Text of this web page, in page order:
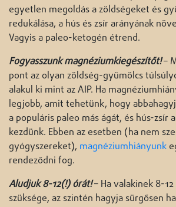
egyetlen megoldás a zöldségeket és
redukálása, a hús és zsír arányának
Vagyis a paleo-ketogén étrend.
Fogyasszunk magnéziumkiegészítőt!–
pont az olyan zöldség-gyümölcs
alakul ki mint az AIP. Ha
legjobb, amit tehetünk, hogy
a populáris paleo más ágát, és hús-zsír
kezdünk. Ebben az esetben (ha nem
gyógyszereket), magnéziumhiányunk
rendeződni fog.
Aludjuk 8-12(!) órát!– Ha valakinek 8-
szüksége, az szintén hagyja sürgősen